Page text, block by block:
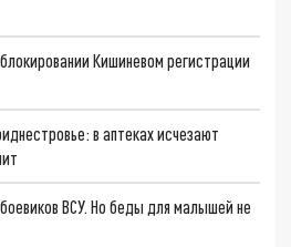
Кишиневом регистрации
в аптеках исчезают
ВСУ. Но беды для малышей не